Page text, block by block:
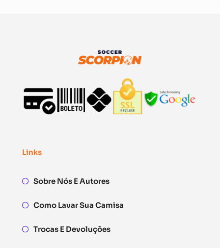
Links
Sobre Nós E Autores
Como Lavar Sua Camisa
Trocas E Devoluções